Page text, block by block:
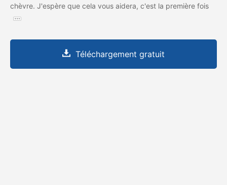
chèvre. J'espère que cela vous aidera, c'est la première fois
Téléchargement gratuit